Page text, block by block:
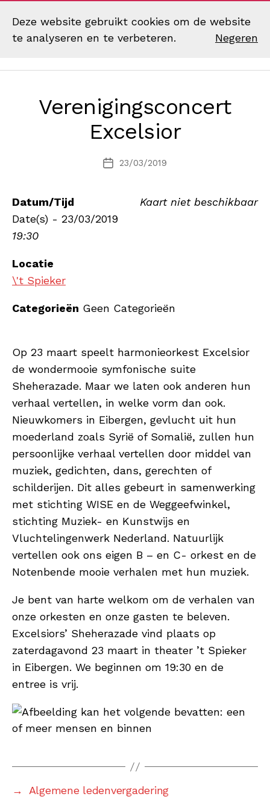
Deze website gebruikt cookies om de website
te analyseren en te verbeteren.
Negeren
Excelsior
Verenigingsconcert
Excelsior
Berichtdatum
23/03/2019
Kaart niet beschikbaar
Datum/Tijd
Date(s) - 23/03/2019
19:30
Locatie
\'t Spieker
Categorieën Geen Categorieën
Op 23 maart speelt harmonieorkest Excelsior
de wondermooie symfonische suite
Sheherazade. Maar we laten ook anderen hun
verhaal vertellen, in welke vorm dan ook.
Nieuwkomers in Eibergen, gevlucht uit hun
moederland zoals Syrië of Somalië, zullen hun
persoonlijke verhaal vertellen door middel van
muziek, gedichten, dans, gerechten of
schilderijen. Dit alles gebeurt in samenwerking
met stichting WISE en de Weggeefwinkel,
stichting Muziek- en Kunstwijs en
Vluchtelingenwerk Nederland. Natuurlijk
vertellen ook ons eigen B – en C- orkest en de
Notenbende mooie verhalen met hun muziek.
Je bent van harte welkom om de verhalen van
onze orkesten en onze gasten te beleven.
Excelsiors’ Sheherazade vind plaats op
zaterdagavond 23 maart in theater ’t Spieker
in Eibergen. We beginnen om 19:30 en de
entree is vrij.
→ Algemene ledenvergadering